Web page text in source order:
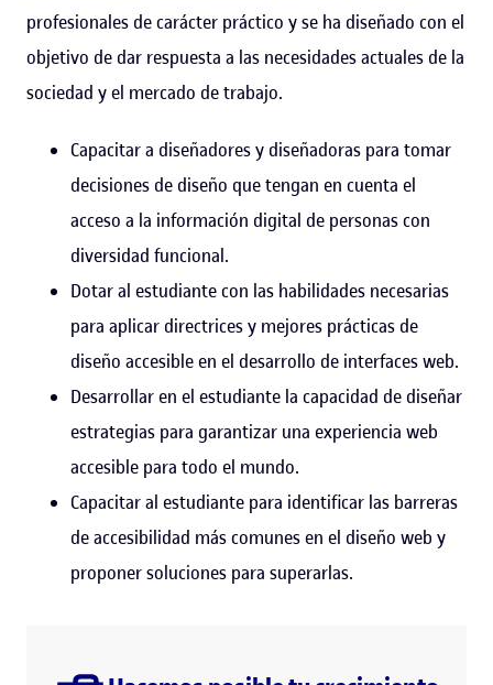
profesionales de carácter práctico y se ha diseñado con el
objetivo de dar respuesta a las necesidades actuales de la
sociedad y el mercado de trabajo.
Capacitar a diseñadores y diseñadoras para tomar
decisiones de diseño que tengan en cuenta el
acceso a la información digital de personas con
diversidad funcional.
Dotar al estudiante con las habilidades necesarias
para aplicar directrices y mejores prácticas de
diseño accesible en el desarrollo de interfaces web.
Desarrollar en el estudiante la capacidad de diseñar
estrategias para garantizar una experiencia web
accesible para todo el mundo.
Capacitar al estudiante para identificar las barreras
de accesibilidad más comunes en el diseño web y
proponer soluciones para superarlas.